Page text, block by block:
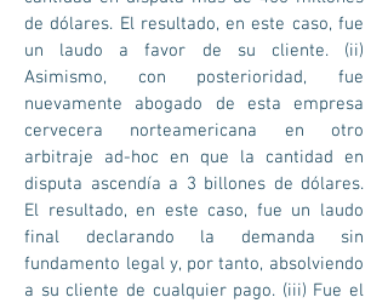
de dólares. El resultado, en este caso, fue
un laudo a favor de su cliente. (ii)
Asimismo, con posterioridad, fue
nuevamente abogado de esta empresa
cervecera norteamericana en otro
arbitraje ad-hoc en que la cantidad en
disputa ascendía a 3 billones de dólares.
El resultado, en este caso, fue un laudo
final declarando la demanda sin
fundamento legal y, por tanto, absolviendo
a su cliente de cualquier pago. (iii) Fue el